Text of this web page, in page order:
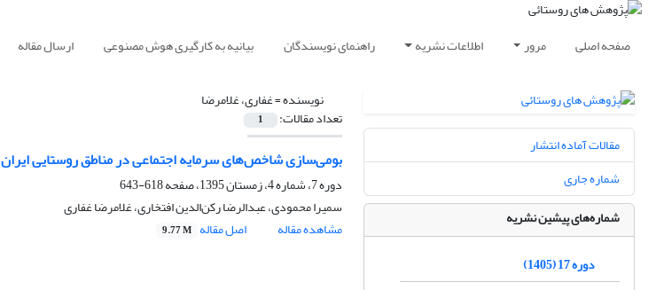
صفحه اصلی مرور اطلاعات نشریه راهنمای نویسندگان بیانیه به کارگیری هوش مصنوعی ارسال مقاله
نویسنده =غفاری، غلامرضا
تعداد مقالات: 1
بومی‌سازی شاخص‌های سرمایه اجتماعی در مناطق روستایی ایران
دوره 7، شماره 4، زمستان 1395، صفحه
618-643
سمیرا محمودی، عبدالرضا رکن‌الدین افتخاری، غلامرضا غفاری
مشاهده مقاله
اصل مقاله 9.77 M
مقالات آماده انتشار
شماره جاری
شماره‌های پیشین نشریه
دوره 17 (1405)